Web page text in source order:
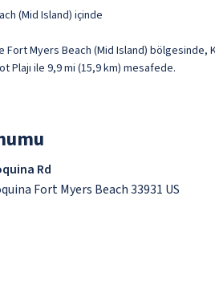
(Mid Island) içinde
Fort Myers Beach (Mid Island) bölgesinde,
Plajı ile 9,9 mi (15,9 km) mesafede.
Rd
Fort Myers Beach 33931 US